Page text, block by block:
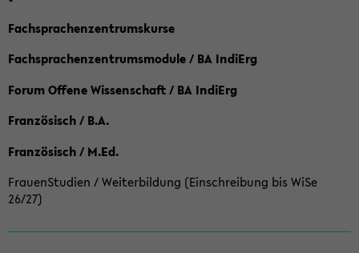
Fachsprachenzentrumskurse
Fachsprachenzentrumsmodule / BA IndiErg
Forum Offene Wissenschaft / BA IndiErg
Französisch / B.A.
Französisch / M.Ed.
FrauenStudien / Weiterbildung (Einschreibung bis WiSe
26/27)